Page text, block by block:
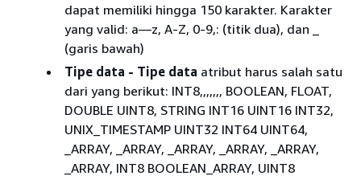
dapat memiliki hingga 150 karakter. Karakter
yang valid: a—z, A-Z, 0-9,: (titik dua), dan _
(garis bawah)
Tipe data - Tipe data atribut harus salah satu
dari yang berikut: INT8,,,,,,, BOOLEAN, FLOAT,
DOUBLE UINT8, STRING INT16 UINT16 INT32,
UNIX_TIMESTAMP UINT32 INT64 UINT64,
_ARRAY, _ARRAY, _ARRAY, _ARRAY, _ARRAY,
_ARRAY, INT8 BOOLEAN_ARRAY, UINT8